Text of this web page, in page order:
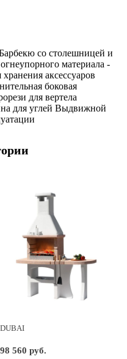
со столешницей и
материала -
аксессуаров
боковая
для вертела
для углей Выдвижной
DUBAI
98 560 руб.